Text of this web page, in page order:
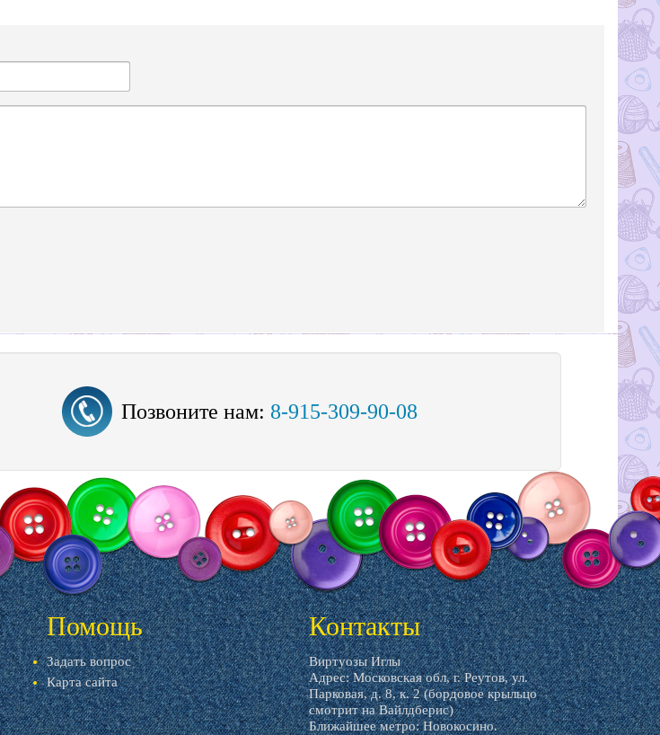
Позвоните нам: 8-915-309-90-08
Помощь
Задать вопрос
Карта сайта
Контакты
Виртуозы Иглы
Адрес: Московская обл, г. Реутов, ул.
Парковая, д. 8, к. 2 (бордовое крыльцо
смотрит на Вайлдберис)
Ближайшее метро: Новокосино.